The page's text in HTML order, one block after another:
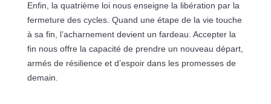
Enfin, la quatrième loi nous enseigne la libération par la
fermeture des cycles. Quand une étape de la vie touche
à sa fin, l’acharnement devient un fardeau. Accepter la
fin nous offre la capacité de prendre un nouveau départ,
armés de résilience et d’espoir dans les promesses de
demain.